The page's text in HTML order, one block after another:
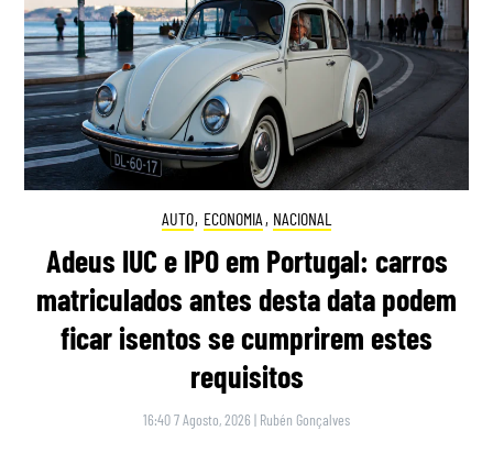
AUTO, ECONOMIA , NACIONAL
Adeus IUC e IPO em Portugal: carros
matriculados antes desta data podem
ficar isentos se cumprirem estes
requisitos
16:40 7 Agosto, 2026 | Rubén Gonçalves